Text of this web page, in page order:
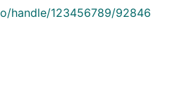
handle/123456789/92846